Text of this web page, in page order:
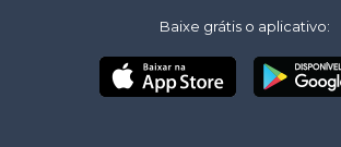
Baixe grátis o aplicativo: